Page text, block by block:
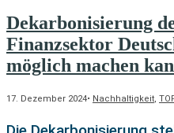
Dekarbonisierung
Finanzsektor
möglich machen
17. Dezember 2024• Nachhaltigkeit,